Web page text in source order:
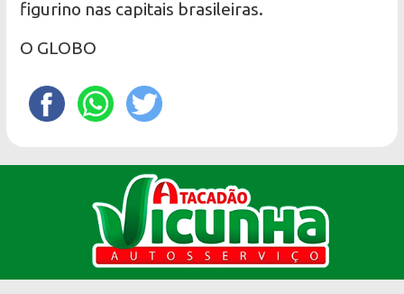
figurino nas capitais brasileiras.
O GLOBO